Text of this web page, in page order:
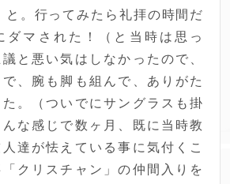
。行ってみたら礼拝の時間だ
ダマされた！（と当時は思っ
と悪い気はしなかったので、
、腕も脚も組んで、ありがた
。（ついでにサングラスも掛
な感じで数ヶ月、既に当時教
達が怯えている事に気付くこ
クリスチャン」の仲間入りを